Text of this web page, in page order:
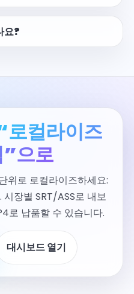
요?
로컬라이즈
”으로
위로 로컬라이즈하세요:
시장별 SRT/ASS로 내보
로 납품할 수 있습니다.
대시보드 열기